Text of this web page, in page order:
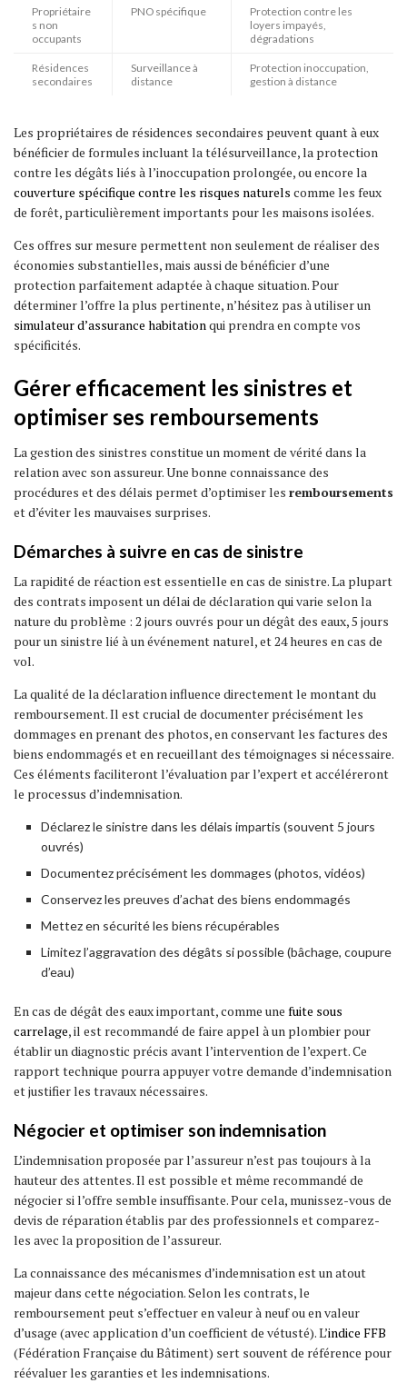
Propriétaire
s non
occupants
PNO spécifique
Protection contre les
loyers impayés,
dégradations
Résidences
secondaires
Surveillance à
distance
Protection inoccupation,
gestion à distance
Les propriétaires de résidences secondaires peuvent quant à eux
bénéficier de formules incluant la télésurveillance, la protection
contre les dégâts liés à l’inoccupation prolongée, ou encore la
couverture spécifique contre les risques naturels comme les feux
de forêt, particulièrement importants pour les maisons isolées.
Ces offres sur mesure permettent non seulement de réaliser des
économies substantielles, mais aussi de bénéficier d’une
protection parfaitement adaptée à chaque situation. Pour
déterminer l’offre la plus pertinente, n’hésitez pas à utiliser un
simulateur d’assurance habitationqui prendra en compte vos
spécificités.
Gérer efficacement les sinistres et
optimiser ses remboursements
La gestion des sinistres constitue un moment de vérité dans la
relation avec son assureur. Une bonne connaissance des
procédures et des délais permet d’optimiser les remboursements
et d’éviter les mauvaises surprises.
Démarches à suivre en cas de sinistre
La rapidité de réaction est essentielle en cas de sinistre. La plupart
des contrats imposent un délai de déclaration qui varie selon la
nature du problème : 2 jours ouvrés pour un dégât des eaux, 5 jours
pour un sinistre lié à un événement naturel, et 24 heures en cas de
vol.
La qualité de la déclaration influence directement le montant du
remboursement. Il est crucial de documenter précisément les
dommages en prenant des photos, en conservant les factures des
biens endommagés et en recueillant des témoignages si nécessaire.
Ces éléments faciliteront l’évaluation par l’expert et accéléreront
le processus d’indemnisation.
Déclarez le sinistre dans les délais impartis (souvent 5 jours
ouvrés)
Documentez précisément les dommages (photos, vidéos)
Conservez les preuves d’achat des biens endommagés
Mettez en sécurité les biens récupérables
Limitez l’aggravation des dégâts si possible (bâchage, coupure
d’eau)
En cas de dégât des eaux important, comme une fuite sous
carrelage, il est recommandé de faire appel à un plombier pour
établir un diagnostic précis avant l’intervention de l’expert. Ce
rapport technique pourra appuyer votre demande d’indemnisation
et justifier les travaux nécessaires.
Négocier et optimiser son indemnisation
L’indemnisation proposée par l’assureur n’est pas toujours à la
hauteur des attentes. Il est possible et même recommandé de
négocier si l’offre semble insuffisante. Pour cela, munissez-vous de
devis de réparation établis par des professionnels et comparez-
les avec la proposition de l’assureur.
La connaissance des mécanismes d’indemnisation est un atout
majeur dans cette négociation. Selon les contrats, le
remboursement peut s’effectuer en valeur à neuf ou en valeur
d’usage (avec application d’un coefficient de vétusté). L’indice FFB
(Fédération Française du Bâtiment) sert souvent de référence pour
réévaluer les garanties et les indemnisations.